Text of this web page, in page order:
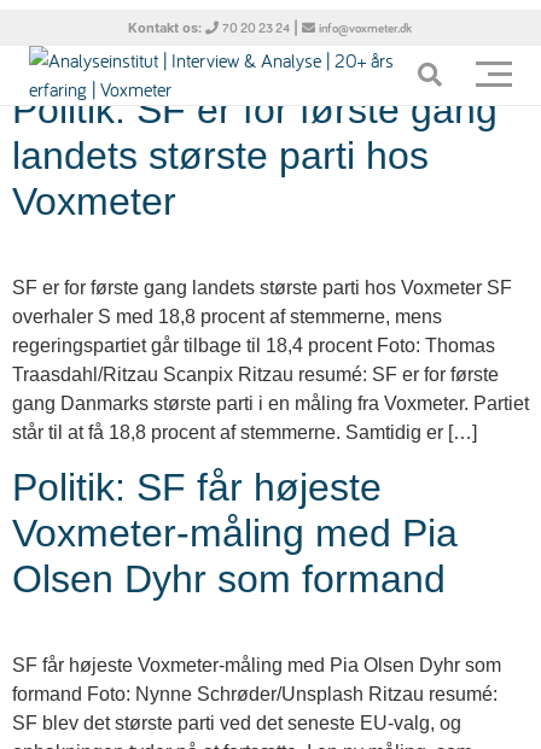
Kontakt os: 70 20 23 24 | info@voxmeter.dk
Tag: Valg i EU
Politik: SF er for første gang
landets største parti hos
Voxmeter
SF er for første gang landets største parti hos Voxmeter SF
overhaler S med 18,8 procent af stemmerne, mens
regeringspartiet går tilbage til 18,4 procent Foto: Thomas
Traasdahl/Ritzau Scanpix Ritzau resumé: SF er for første
gang Danmarks største parti i en måling fra Voxmeter. Partiet
står til at få 18,8 procent af stemmerne. Samtidig er […]
Politik: SF får højeste
Voxmeter-måling med Pia
Olsen Dyhr som formand
SF får højeste Voxmeter-måling med Pia Olsen Dyhr som
formand Foto: Nynne Schrøder/Unsplash Ritzau resumé:
SF blev det største parti ved det seneste EU-valg, og